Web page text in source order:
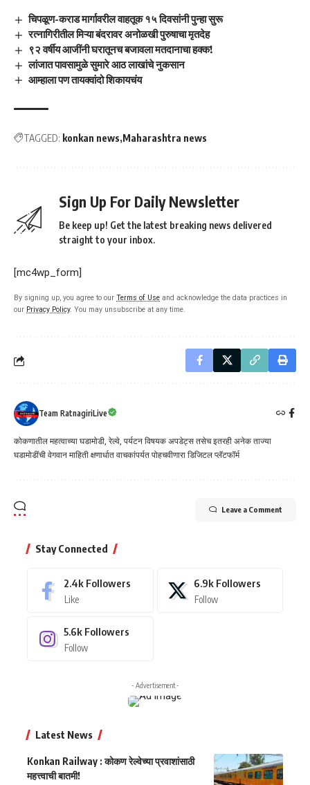
चिपळूण-कराड मार्गावरील वाहतूक १५ दिवसांनी पुन्हा सुरू
रत्नागिरीतील मिऱ्या बंदरावर अनोळखी पुरुषाचा मृतदेह
९२ वर्षीय आजींनी घरातूनच बजावला मतदानाचा हक्क!
लांजात पावसामुळे सुमारे आठ लाखांचे नुकसान
आम्हाला पण तायक्वांदो शिकायचंय
TAGGED: konkan news Maharashtra news
Sign Up For Daily Newsletter
Be keep up! Get the latest breaking news delivered
straight to your inbox.
[mc4wp_form]
By signing up, you agree to our Terms of Use and acknowledge the data practices in
our Privacy Policy. You may unsubscribe at any time.
Team RatnagiriLive
कोकणातील महत्वाच्या घडामोडी, रेल्वे, पर्यटन विषयक अपडेट्स तसेच इतरही अनेक ताज्या
घडामोडींची वेगवान माहिती क्षणार्धात वाचकांपर्यत पोहचवीणारा डिजिटल प्लॅटफॉर्म
Leave a Comment
Stay Connected
2.4k Followers
Like
6.9k Followers
Follow
5.6k Followers
Follow
- Advertisement -
Latest News
Konkan Railway : कोकण रेल्वेच्या प्रवाशांसाठी
महत्त्वाची बातमी!